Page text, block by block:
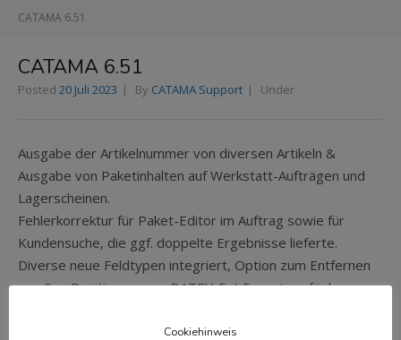
CATAMA 6.51
CATAMA 6.51
Posted 20 Juli 2023 By CATAMA Support Under
Ausgabe der Artikelnummer von diversen Artikeln &
Ausgabe von Paketinhalten auf Werkstatt-Aufträgen und
Lagerscheinen.
Fehlerkorrektur für Paket-Editor im Auftrag sowie für
Kundensuche, die ggf. doppelte Ergebnisse lieferte.
Diverse neue Feldtypen integriert, Option zum Entfernen
von 0er-Positionen vom DATEV-Ext Export verfügbar.
Cookiehinweis